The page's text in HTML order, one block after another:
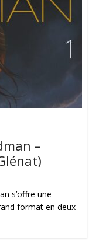
–
s’offre une
format en deux